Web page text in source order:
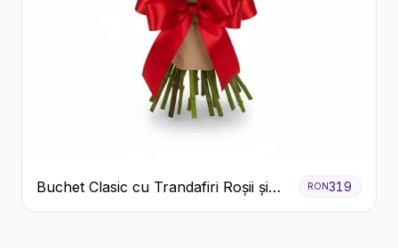
Buchet Clasic cu Trandafiri Roșii și
Gypsophila
RON319